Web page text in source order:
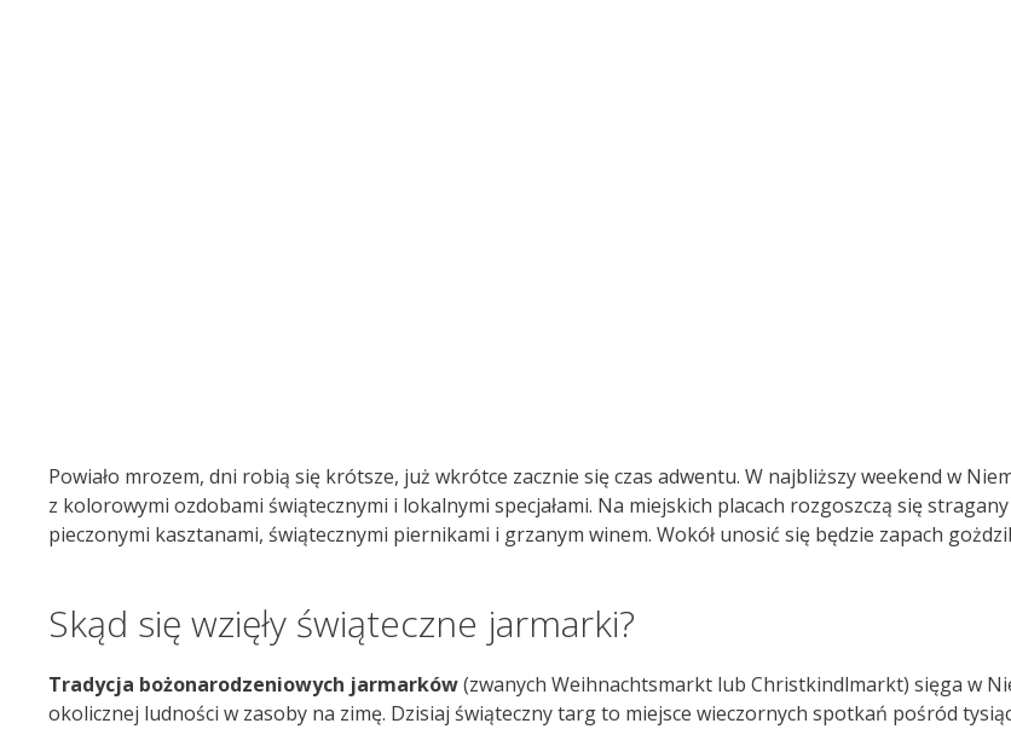
Powiało mrozem, dni robią się krótsze, już wkrótce zacznie się czas adwentu. W najbliższy weekend w
z kolorowymi ozdobami świątecznymi i lokalnymi specjałami. Na miejskich placach rozgoszczą się
pieczonymi kasztanami, świątecznymi piernikami i grzanym winem. Wokół unosić się będzie zapach
Skąd się wzięły świąteczne jarmarki?
Tradycja bożonarodzeniowych jarmarków(zwanych Weihnachtsmarkt lub Christkindlmarkt) sięga w
okolicznej ludności w zasoby na zimę. Dzisiaj świąteczny targ to miejsce wieczornych spotkań pośród